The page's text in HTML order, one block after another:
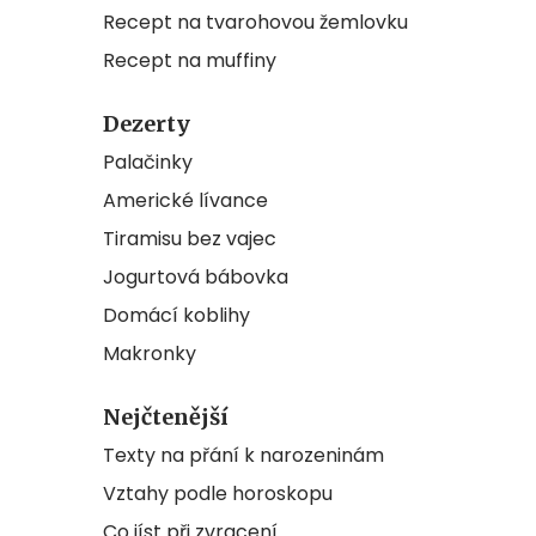
Recept na tvarohovou žemlovku
Recept na muffiny
Dezerty
Palačinky
Americké lívance
Tiramisu bez vajec
Jogurtová bábovka
Domácí koblihy
Makronky
Nejčtenější
Texty na přání k narozeninám
Vztahy podle horoskopu